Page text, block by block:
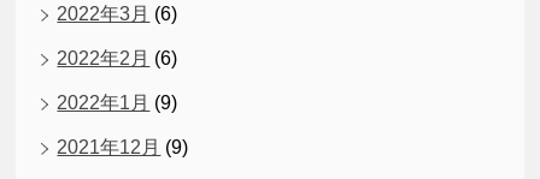
2022年3月 (6)
2022年2月 (6)
2022年1月 (9)
2021年12月 (9)